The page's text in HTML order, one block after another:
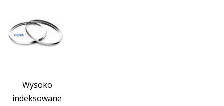
Wysoko
indeksowane